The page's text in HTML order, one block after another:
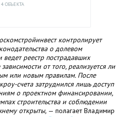
4 ОБЪЕКТА
контролирует
о долевом
ведет реестр пострадавших
от того, реализуется ли
или новым правилам. После
счета затруднился лишь доступ
о проектном финансировании,
строительства и соблюдении
открыты, — полагает Владимир